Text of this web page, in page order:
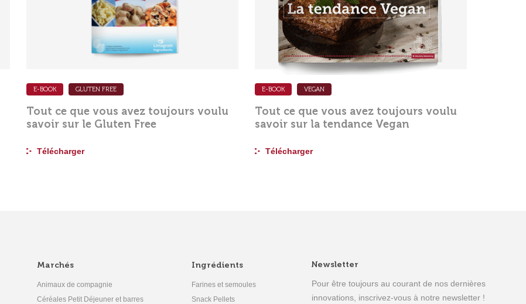
E-BOOK GLUTEN FREE
Tout ce que vous avez toujours voulu
savoir sur le Gluten Free
Télécharger
E-BOOK VEGAN
Tout ce que vous avez toujours voulu
savoir sur la tendance Vegan
Télécharger
Marchés
Animaux de compagnie
Céréales Petit Déjeuner et barres
Ingrédients
Farines et semoules
Snack Pellets
Newsletter
Pour être toujours au courant de nos dernières
innovations, inscrivez-vous à notre newsletter !